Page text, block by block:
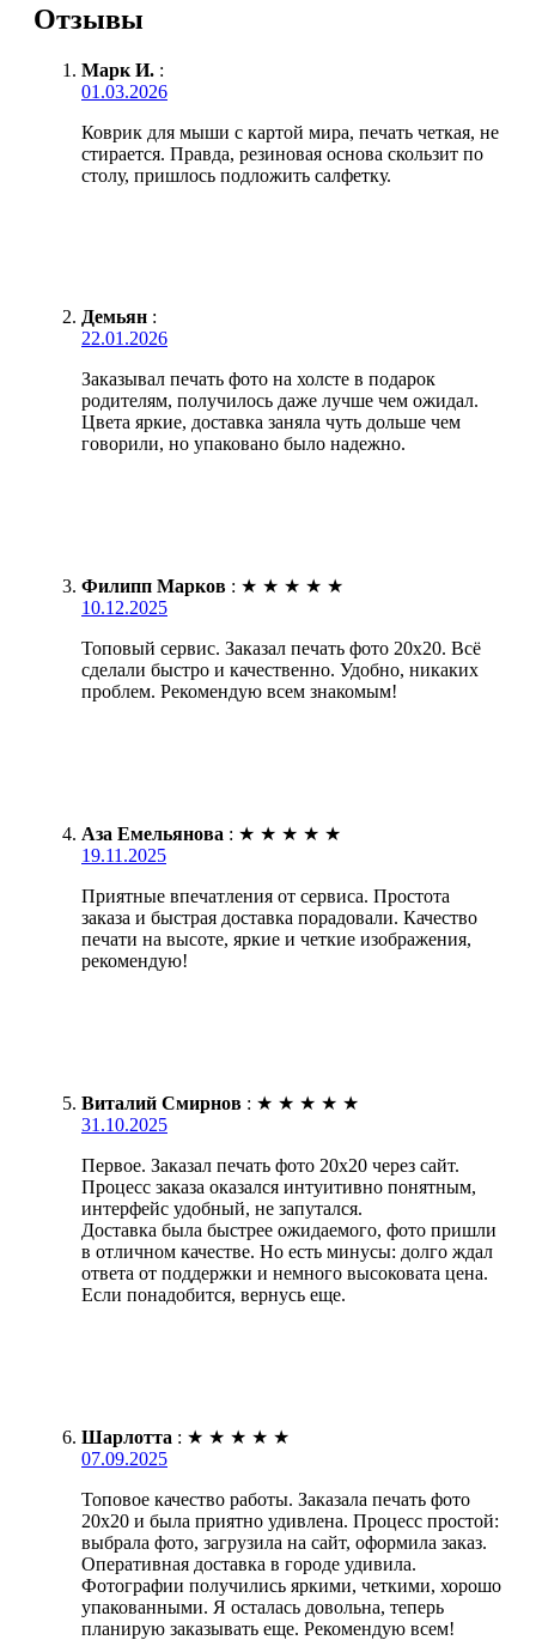
Отзывы
Марк И. :
01.03.2026
Коврик для мыши с картой мира, печать четкая, не
стирается. Правда, резиновая основа скользит по
столу, пришлось подложить салфетку.
Демьян :
22.01.2026
Заказывал печать фото на холсте в подарок
родителям, получилось даже лучше чем ожидал.
Цвета яркие, доставка заняла чуть дольше чем
говорили, но упаковано было надежно.
Филипп Марков : ★ ★ ★ ★ ★
10.12.2025
Топовый сервис. Заказал печать фото 20х20. Всё
сделали быстро и качественно. Удобно, никаких
проблем. Рекомендую всем знакомым!
Аза Емельянова : ★ ★ ★ ★ ★
19.11.2025
Приятные впечатления от сервиса. Простота
заказа и быстрая доставка порадовали. Качество
печати на высоте, яркие и четкие изображения,
рекомендую!
Виталий Смирнов : ★ ★ ★ ★ ★
31.10.2025
Первое. Заказал печать фото 20х20 через сайт.
Процесс заказа оказался интуитивно понятным,
интерфейс удобный, не запутался.
Доставка была быстрее ожидаемого, фото пришли
в отличном качестве. Но есть минусы: долго ждал
ответа от поддержки и немного высоковата цена.
Если понадобится, вернусь еще.
Шарлотта : ★ ★ ★ ★ ★
07.09.2025
Топовое качество работы. Заказала печать фото
20х20 и была приятно удивлена. Процесс простой:
выбрала фото, загрузила на сайт, оформила заказ.
Оперативная доставка в городе удивила.
Фотографии получились яркими, четкими, хорошо
упакованными. Я осталась довольна, теперь
планирую заказывать еще. Рекомендую всем!